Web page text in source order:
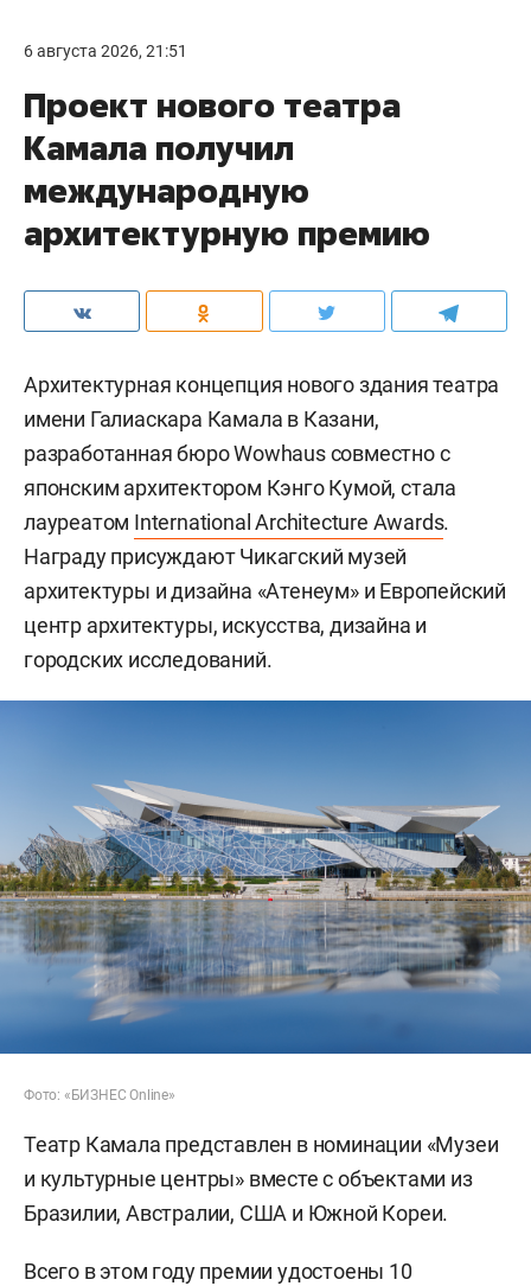
6 августа 2026, 21:51
Проект нового театра
Камала получил
международную
архитектурную премию
Архитектурная концепция нового здания театра
имени Галиаскара Камала в Казани,
разработанная бюро Wowhaus совместно с
японским архитектором Кэнго Кумой, стала
лауреатом International Architecture Awards.
Награду присуждают Чикагский музей
архитектуры и дизайна «Атенеум» и Европейский
центр архитектуры, искусства, дизайна и
городских исследований.
Фото: «БИЗНЕС Online»
Театр Камала представлен в номинации «Музеи
и культурные центры» вместе с объектами из
Бразилии, Австралии, США и Южной Кореи.
Всего в этом году премии удостоены 10